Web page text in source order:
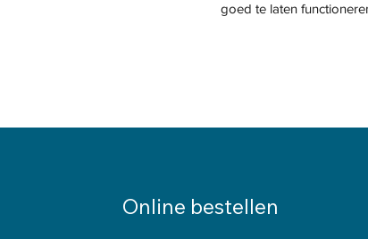
goed te laten
Online bestellen